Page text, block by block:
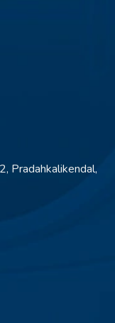
Pradahkalikendal,